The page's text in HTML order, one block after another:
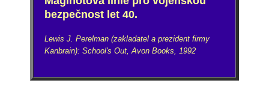
bezpečnost let 40.
Lewis J. Perelman (zakladatel a prezident firmy
Kanbrain): School's Out, Avon Books, 1992